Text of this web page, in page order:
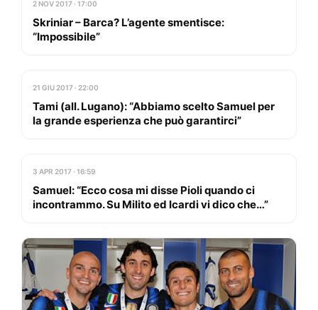
2 NOV 2017 · 17:00
Skriniar – Barca? L’agente smentisce:
“Impossibile”
21 GIU 2017 · 22:00
Tami (all. Lugano): “Abbiamo scelto Samuel per
la grande esperienza che può garantirci”
3 APR 2017 · 16:59
Samuel: “Ecco cosa mi disse Pioli quando ci
incontrammo. Su Milito ed Icardi vi dico che…”